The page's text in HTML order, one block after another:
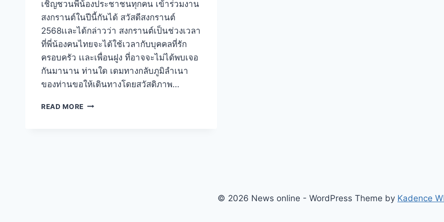
เชิญชวนพี่น้องประชาชนทุกคน เข้าร่วมงาน
สงกรานต์ในปีนี้กันได้ สวัสดีสงกรานต์
2568เเละได้กล่าวว่า สงกรานต์เป็นช่วงเวลา
ที่พี่น้องคนไทยจะได้ใช้เวลากับบุคคลที่รัก
ครอบครัว เเละเพื่อนฝูง ที่อาจจะไม่ได้พบเจอ
กันมานาน ท่านใด เดมทางกลับภูมิลำเนา
ของท่านขอให้เดินทางโดยสวัสดิภาพ…
READ MORE
© 2026 News online - WordPress Theme by Kadence